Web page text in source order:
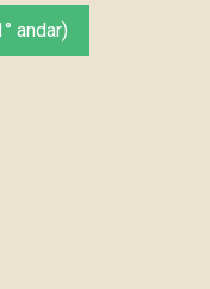
andar)